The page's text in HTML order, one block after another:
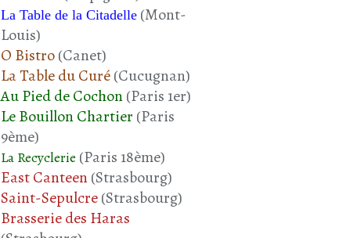
La Table de la Citadelle (Mont-
Louis)
O Bistro(Canet)
La Table du Curé(Cucugnan)
Au Pied de Cochon(Paris 1er)
Le Bouillon Chartier (Paris
9ème)
La Recyclerie (Paris 18ème)
East Canteen(Strasbourg)
Saint-Sepulcre(Strasbourg)
Brasserie des Haras